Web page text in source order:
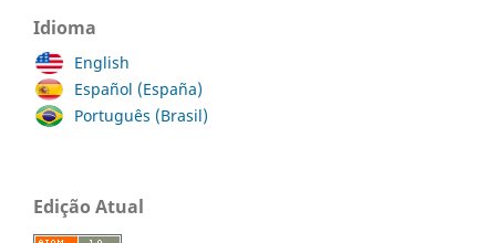
Idioma
English
Español (España)
Português (Brasil)
Edição Atual